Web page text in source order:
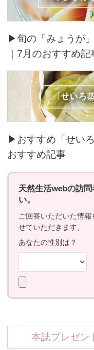
▶旬の「みょうが
｜7月のおすすめ記
▶おすすめ「せい
おすすめ記事
本誌プレゼン